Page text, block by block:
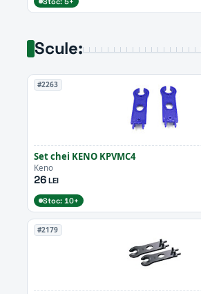
Scule:
#2263
Set chei KENO KPVMC4
Keno
26LEI
Stoc: 10+
#2179